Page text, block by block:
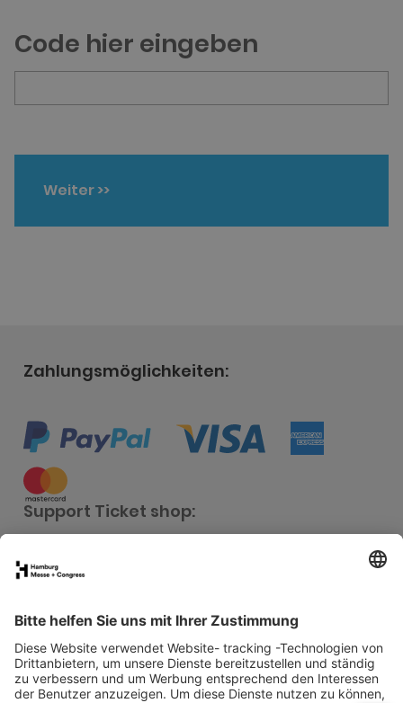
Code hier eingeben
Weiter>>
Zahlungsmöglichkeiten:
Support Ticket shop:
Anrufen
Mo. - Fr. 9 - 17 Uhr
Schreiben